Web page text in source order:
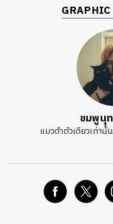
ชมพูนุ
แมวดำตัวเดียวเท่า